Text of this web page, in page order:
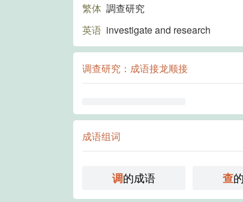
繁体 調查研究
英语 investigate and research
调查研究：成语接龙顺接
成语组词
调的成语 查